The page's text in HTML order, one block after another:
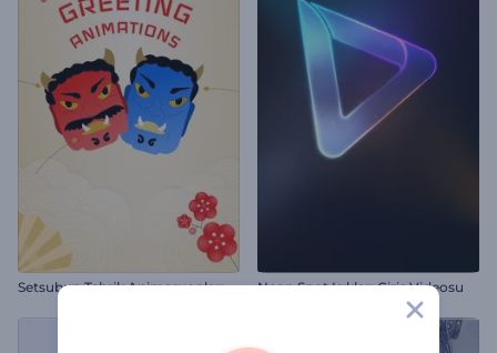
Setsubun Tebrik Animasyonları Neon Spot Işıkları Giriş Videosu